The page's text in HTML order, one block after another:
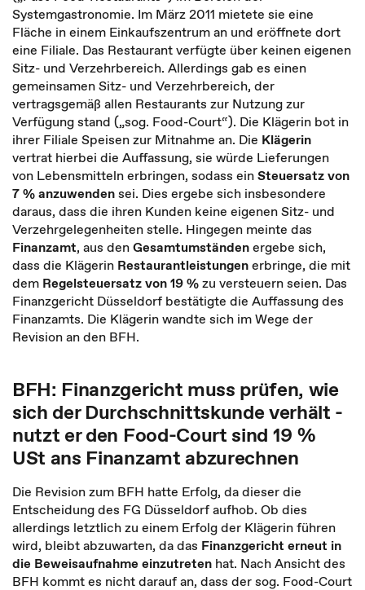
Systemgastronomie. Im März 2011 mietete sie eine
Fläche in einem Einkaufszentrum an und eröffnete dort
eine Filiale. Das Restaurant verfügte über keinen eigenen
Sitz- und Verzehrbereich. Allerdings gab es einen
gemeinsamen Sitz- und Verzehrbereich, der
vertragsgemäß allen Restaurants zur Nutzung zur
Verfügung stand („sog. Food-Court“). Die Klägerin bot in
ihrer Filiale Speisen zur Mitnahme an. Die Klägerin
vertrat hierbei die Auffassung, sie würde Lieferungen
von Lebensmitteln erbringen, sodass einSteuersatz von
7 % anzuwendensei. Dies ergebe sich insbesondere
daraus, dass die ihren Kunden keine eigenen Sitz- und
Verzehrgelegenheiten stelle. Hingegen meinte das
Finanzamt, aus denGesamtumständenergebe sich,
dass die Klägerin Restaurantleistungenerbringe, die mit
dem Regelsteuersatz von 19 %zu versteuern seien. Das
Finanzgericht Düsseldorf bestätigte die Auffassung des
Finanzamts. Die Klägerin wandte sich im Wege der
Revision an den BFH.
BFH: Finanzgericht muss prüfen, wie
sich der Durchschnittskunde verhält -
nutzt er den Food-Court sind 19 %
USt ans Finanzamt abzurechnen
Die Revision zum BFH hatte Erfolg, da dieser die
Entscheidung des FG Düsseldorf aufhob. Ob dies
allerdings letztlich zu einem Erfolg der Klägerin führen
wird, bleibt abzuwarten, da das Finanzgericht erneut in
die Beweisaufnahme einzutreten hat. Nach Ansicht des
BFH kommt es nicht darauf an, dass der sog. Food-Court